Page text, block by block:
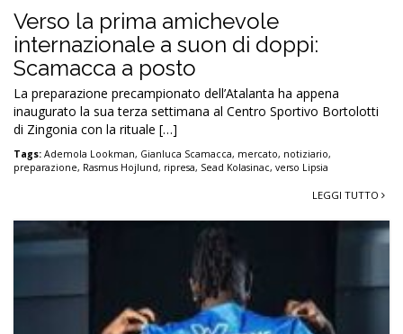
Verso la prima amichevole
internazionale a suon di doppi:
Scamacca a posto
La preparazione precampionato dell’Atalanta ha appena
inaugurato la sua terza settimana al Centro Sportivo Bortolotti
di Zingonia con la rituale […]
Tags: Ademola Lookman, Gianluca Scamacca, mercato, notiziario,
preparazione, Rasmus Hojlund, ripresa, Sead Kolasinac, verso Lipsia
LEGGI TUTTO